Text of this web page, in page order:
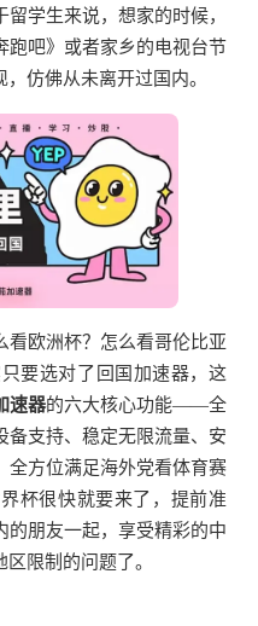
学生来说，想家的时候，
跑吧》或者家乡的电视台节
仿佛从未离开过国内。
看欧洲杯？怎么看哥伦比亚
要选对了回国加速器，这
速器的六大核心功能——全
备支持、稳定无限流量、安
全方位满足海外党看体育赛
杯很快就要来了，提前准
的朋友一起，享受精彩的中
限制的问题了。